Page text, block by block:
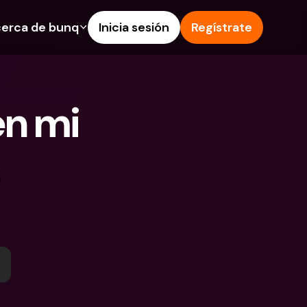
de crédito
IBAN extranjeros
gastos
de bunq
Blog
Informa de un problema
Inicia sesión Regístrate
mi